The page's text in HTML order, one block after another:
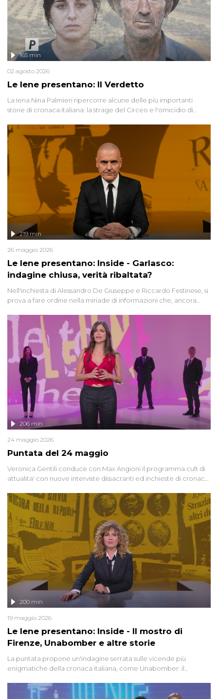
Le Iene presentano: Il Verdetto
165 min
02 agosto 2026
La Iena Nina Palmieri ripercorre alcune delle più importanti
storie di cronaca italiana: la strage del Circeo e l'omicidio di
Le Iene presentano: Inside - Garlasco:
indagine chiusa, verità ribaltata?
219 min
26 maggio 2026
Nell'inchiesta di Alessandro De Giuseppe e Riccardo Festinese, si
prova a fare ordine nella miriade di informazioni che, ancora
giudiziarie più discusse degli ultimi anni. Lo speciale ricostruisce la
vicenda mettendo in fila testimonianze, errori, dettagli
controversi e i protagonisti di un'indagine che sembra non avere
fine.
Puntata del 24 maggio
206 min
24 maggio 2026
Veronica Gentili conduce con Max Angioni il programma cult di
attualita' con nuove interviste dissacranti ed inchieste di cronaca
Le Iene presentano: Inside - Il mostro di
Firenze, Unabomber e altre storie
200 min
19 maggio 2026
La puntata propone un'indagine serrata sulle vicende più
enigmatiche della cronaca italiana, come Unabomber: il
'90 e il 2000 che, inquietantemente, potrebbe essere ancora in